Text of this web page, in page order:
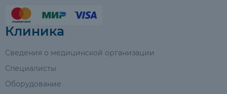
Клиника
Сведения о медицинской организации
Специалисты
Оборудование